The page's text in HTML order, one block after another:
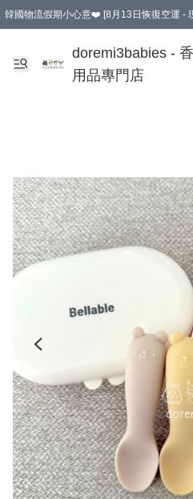
韓國物流假期小心意❤️ [8月13日恢復空運 -
新會員首張訂單滿$600即享9折優惠！(部份
doremi3babies -
用品專門店